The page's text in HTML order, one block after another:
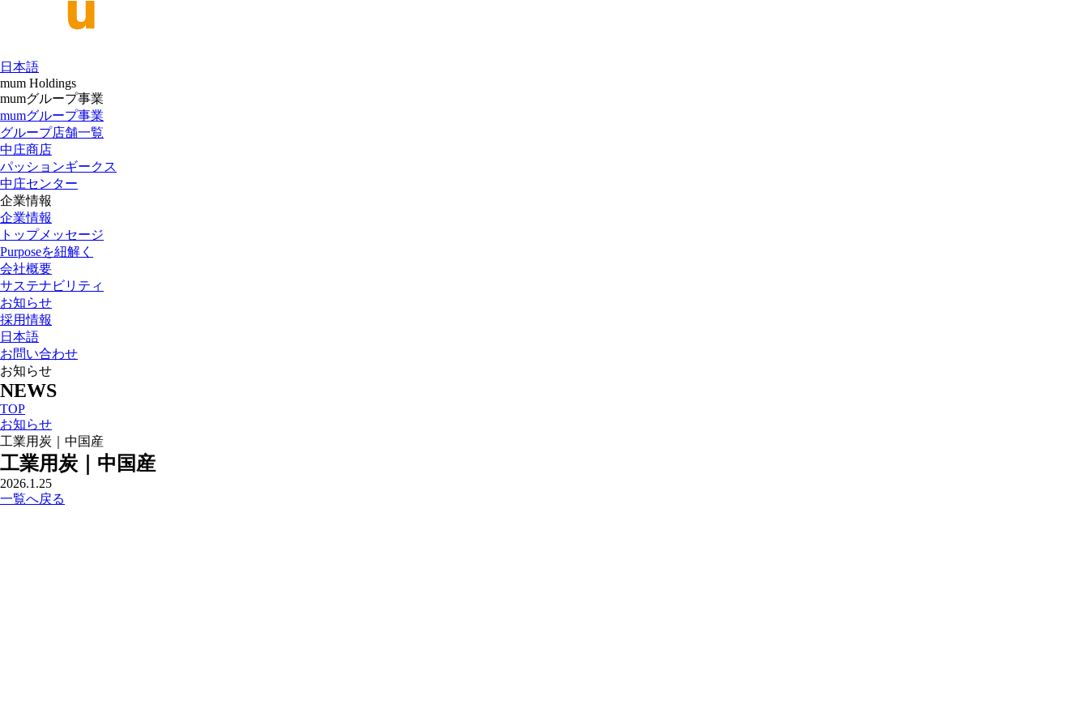
日本語
mum Holdings
mumグループ事業
mumグループ事業
グループ店舗一覧
中庄商店
パッションギークス
中庄センター
企業情報
企業情報
トップメッセージ
Purposeを紐解く
会社概要
サステナビリティ
お知らせ
採用情報
日本語
お問い合わせ
お知らせ
NEWS
TOP
お知らせ
工業用炭｜中国産
工業用炭｜中国産
2026.1.25
一覧へ戻る